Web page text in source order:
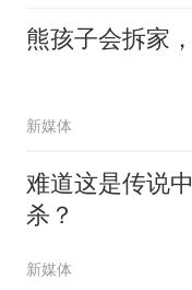
熊孩子会拆家
新媒体
难道这是传说
杀？
新媒体